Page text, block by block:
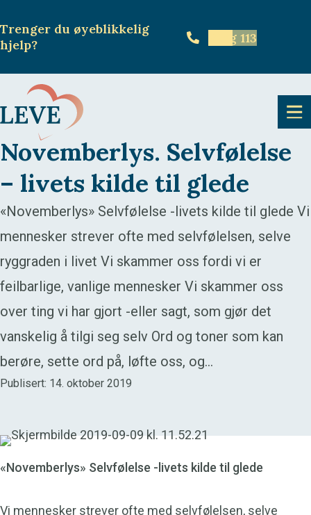
Trenger du øyeblikkelig
hjelp? Ring 113
Novemberlys. Selvfølelse
– livets kilde til glede
«Novemberlys» Selvfølelse -livets kilde til glede Vi
mennesker strever ofte med selvfølelsen, selve
ryggraden i livet Vi skammer oss fordi vi er
feilbarlige, vanlige mennesker Vi skammer oss
over ting vi har gjort -eller sagt, som gjør det
vanskelig å tilgi seg selv Ord og toner som kan
berøre, sette ord på, løfte oss, og…
Publisert: 14. oktober 2019
«Novemberlys» Selvfølelse -livets kilde til glede
Vi mennesker strever ofte med selvfølelsen, selve